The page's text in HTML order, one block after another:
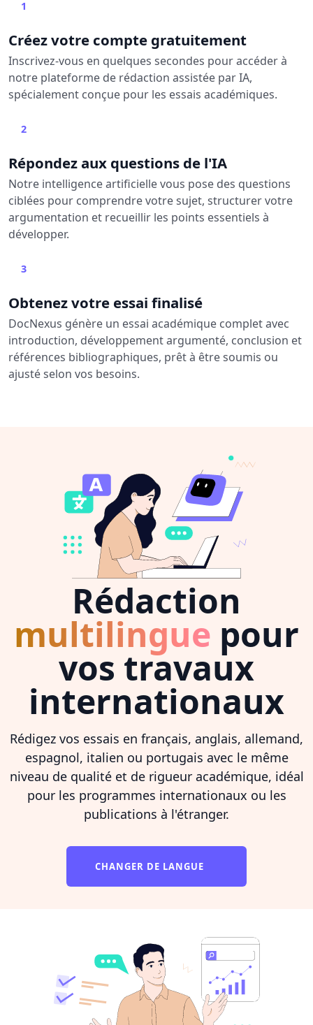
1
Créez votre compte gratuitement
Inscrivez-vous en quelques secondes pour accéder à
notre plateforme de rédaction assistée par IA,
spécialement conçue pour les essais académiques.
2
Répondez aux questions de l'IA
Notre intelligence artificielle vous pose des questions
ciblées pour comprendre votre sujet, structurer votre
argumentation et recueillir les points essentiels à
développer.
3
Obtenez votre essai finalisé
DocNexus génère un essai académique complet avec
introduction, développement argumenté, conclusion et
références bibliographiques, prêt à être soumis ou
ajusté selon vos besoins.
Rédaction
multilingue pour
vos travaux
internationaux
Rédigez vos essais en français, anglais, allemand,
espagnol, italien ou portugais avec le même
niveau de qualité et de rigueur académique, idéal
pour les programmes internationaux ou les
publications à l'étranger.
CHANGER DE LANGUE